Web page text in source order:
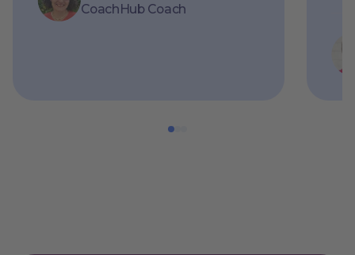
CoachHub Coach